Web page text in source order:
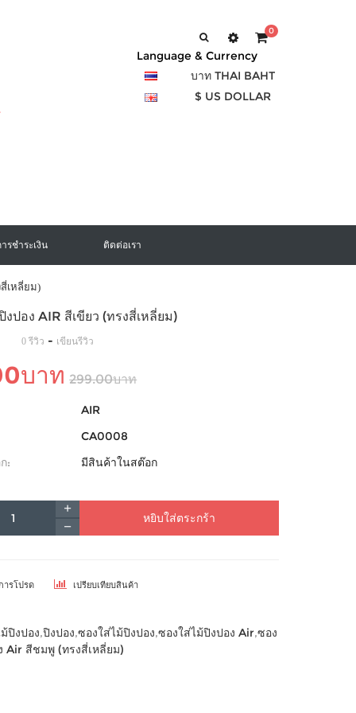
0
Language & Currency
บาท THAI BAHT
$ US DOLLAR
รชำระเงิน ติดต่อเรา
เหลี่ยม)
งปอง AIR สีเขียว (ทรงสี่เหลี่ยม)
0 รีวิว - เขียนรีวิว
บาท 299.00บาท
AIR
CA0008
:
มีสินค้าในสต๊อก
หยิบใส่ตระกร้า
ารโปรด เปรียบเทียบสินค้า
ปิงปอง,ปิงปอง,ซองใส่ไม้ปิงปอง,ซองใส่ไม้ปิงปอง Air,ซอง
Air สีชมพู (ทรงสี่เหลี่ยม)